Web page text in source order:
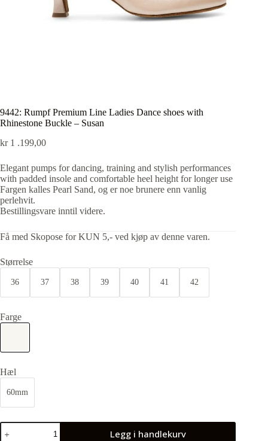
9442: Rumpf Premium Line Ladies Dance shoes with
Rhinestone Buckle – Susan
kr1 .199,00
Elegant pumps for dancing, training and stylish performances
with padded insole and comfortable heel height for longer use
Fargen kalles Pearl Sand, og er noe brunere enn vanlig
perlehvit.
Bestillingsvare inntil videre.
Få med Skopose for KUN 5,- ved kjøp av denne varen.
Størrelse
36 37 38 39 40 41 42
Farge
Hæl
60mm
Legg i handlekurv